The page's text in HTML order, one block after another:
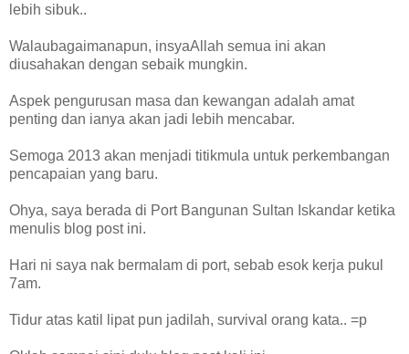
lebih sibuk..
Walaubagaimanapun, insyaAllah semua ini akan
diusahakan dengan sebaik mungkin.
Aspek pengurusan masa dan kewangan adalah amat
penting dan ianya akan jadi lebih mencabar.
Semoga 2013 akan menjadi titikmula untuk perkembangan
pencapaian yang baru.
Ohya, saya berada di Port Bangunan Sultan Iskandar ketika
menulis blog post ini.
Hari ni saya nak bermalam di port, sebab esok kerja pukul
7am.
Tidur atas katil lipat pun jadilah, survival orang kata.. =p